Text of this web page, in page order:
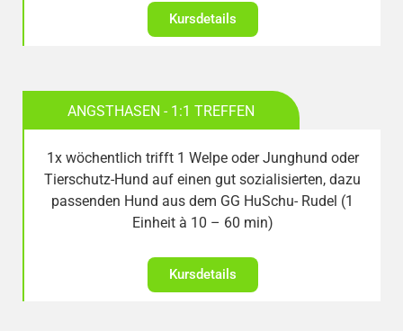
Kursdetails
ANGSTHASEN - 1:1 TREFFEN
1x wöchentlich trifft 1 Welpe oder Junghund oder
Tierschutz-Hund auf einen gut sozialisierten, dazu
passenden Hund aus dem GG HuSchu- Rudel (1
Einheit à 10 – 60 min)
Kursdetails